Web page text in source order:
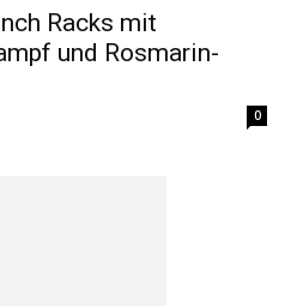
Racks mit
und Rosmarin-
0